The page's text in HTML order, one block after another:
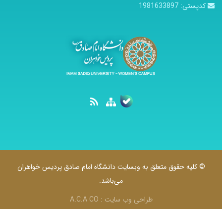
کدپستی: 1981633897
© کلیه حقوق متعلق به وبسایت دانشگاه امام صادق پردیس خواهران
می‌باشد.
طراحی وب سایت : A.C.A CO